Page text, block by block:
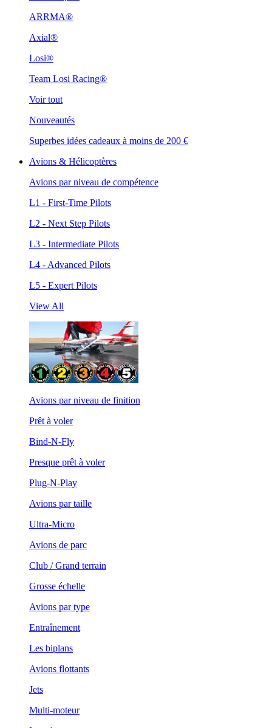
ARRMA®
Axial®
Losi®
Team Losi Racing®
Voir tout
Nouveautés
Superbes idées cadeaux à moins de 200 €
Avions & Hélicoptères
Avions par niveau de compétence
L1 - First-Time Pilots
L2 - Next Step Pilots
L3 - Intermediate Pilots
L4 - Advanced Pilots
L5 - Expert Pilots
View All
Avions par niveau de finition
Prêt à voler
Bind-N-Fly
Presque prêt à voler
Plug-N-Play
Avions par taille
Ultra-Micro
Avions de parc
Club / Grand terrain
Grosse échelle
Avions par type
Entraînement
Les biplans
Avions flottants
Jets
Multi-moteur